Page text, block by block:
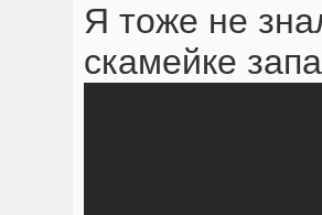
Я тоже не
скамейке